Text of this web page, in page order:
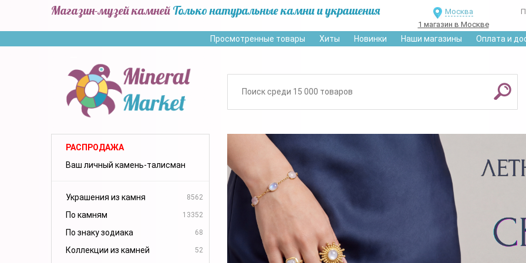
Магазин-музей камней Только натуральные камни и украшения
Москва
1 магазин в Москве
Просмотренные товары Хиты Новинки Наши магазины Оплата и
РАСПРОДАЖА
Ваш личный камень-талисман
Украшения из камня 8562
По камням 13352
По знаку зодиака 68
Коллекции из камней 52